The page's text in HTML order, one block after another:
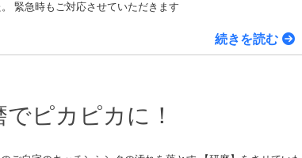
緊急時もご対応させていただきます
続きを読む
ピカピカに！
&増改築のニッカホーム株式会社
Nikka-Home Corporation. All Rights Reserved.